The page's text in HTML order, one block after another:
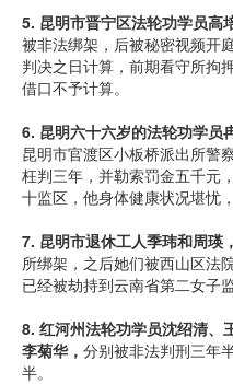
5. 昆明市晋宁区法轮功学员高
被非法绑架，后被秘密视频开
判决之日计算，前期看守所拘
借口不予计算。
6. 昆明六十六岁的法轮功学员
昆明市官渡区小板桥派出所警
枉判三年，并勒索罚金五千元
十监区，他身体健康状况堪忧
7. 昆明市退休工人季玮和周瑛，
所绑架，之后她们被西山区法
已经被劫持到云南省第二女子
8. 红河州法轮功学员沈绍清、
李菊华， 分别被非法判刑三年
半。